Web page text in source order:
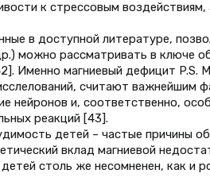
к стрессовым
в доступной литературе,
можно рассматривать в ключе
Именно магниевый дефицит P.S.
считают важнейшим
нейронов и, соответственно,
реакций [43].
детей – частые причины
вклад магниевой
столь же несомненен, как и